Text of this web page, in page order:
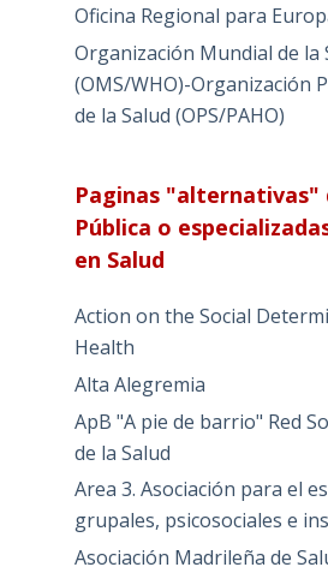
Oficina Regional para
Organización Mundial de la
(OMS/WHO)-Organización
de la Salud (OPS/PAHO)
Paginas "alternativas"
Pública o
en Salud
Action on the Social
Health
Alta Alegremia
ApB "A pie de barrio" Red
de la Salud
Area 3. Asociación para el
grupales, psicosociales e
Asociación Madrileña de